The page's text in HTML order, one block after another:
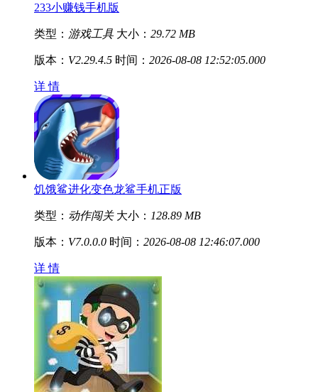
233小赚钱手机版
类型： 游戏工具 大小： 29.72 MB
版本： V2.29.4.5 时间： 2026-08-08 12:52:05.000
详 情
饥饿鲨进化变色龙鲨手机正版
类型： 动作闯关 大小： 128.89 MB
版本： V7.0.0.0 时间： 2026-08-08 12:46:07.000
详 情